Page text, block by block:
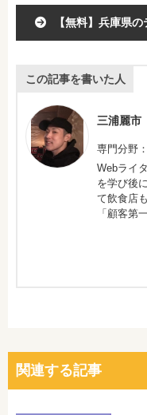
【無料】兵庫県
この記事を書いた人
三浦麗市
専門分野
Webライ
を学び後
て飲食店
「顧客第
関連する記事